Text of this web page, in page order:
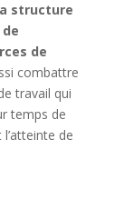
structure
de
combattre
travail qui
temps de
de